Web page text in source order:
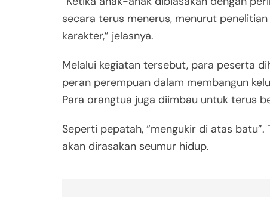
secara terus menerus, menurut
karakter,” jelasnya.
Melalui kegiatan tersebut, para peserta
peran perempuan dalam membangun
Para orangtua juga diimbau untuk terus
Seperti pepatah, “mengukir di atas
akan dirasakan seumur hidup.